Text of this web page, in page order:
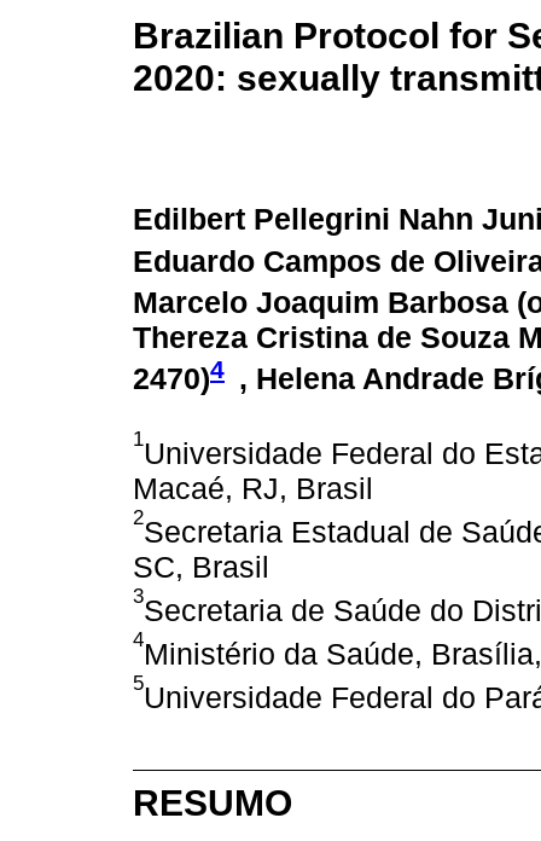
Brazilian Protocol for
2020: sexually
Edilbert Pellegrini Nahn
Eduardo Campos de
Marcelo Joaquim Barbosa (
Thereza Cristina de Souza
2470)4 , Helena Andrade
1Universidade Federal do
Macaé, RJ, Brasil
2Secretaria Estadual de
SC, Brasil
3Secretaria de Saúde do
4Ministério da Saúde,
5Universidade Federal do
RESUMO